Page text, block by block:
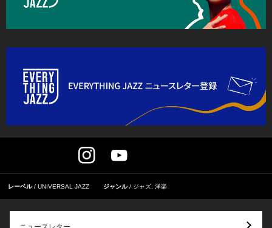
レーベル UNIVERSAL JAZZ ジャンル ジャズ 洋楽